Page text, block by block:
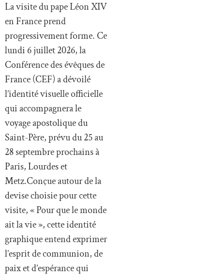
La visite du pape Léon XIV
en France prend
progressivement forme. Ce
lundi 6 juillet 2026, la
Conférence des évêques de
France (CEF) a dévoilé
l’identité visuelle officielle
qui accompagnera le
voyage apostolique du
Saint-Père, prévu du 25 au
28 septembre prochains à
Paris, Lourdes et
Metz.Conçue autour de la
devise choisie pour cette
visite, « Pour que le monde
ait la vie », cette identité
graphique entend exprimer
l’esprit de communion, de
paix et d’espérance qui